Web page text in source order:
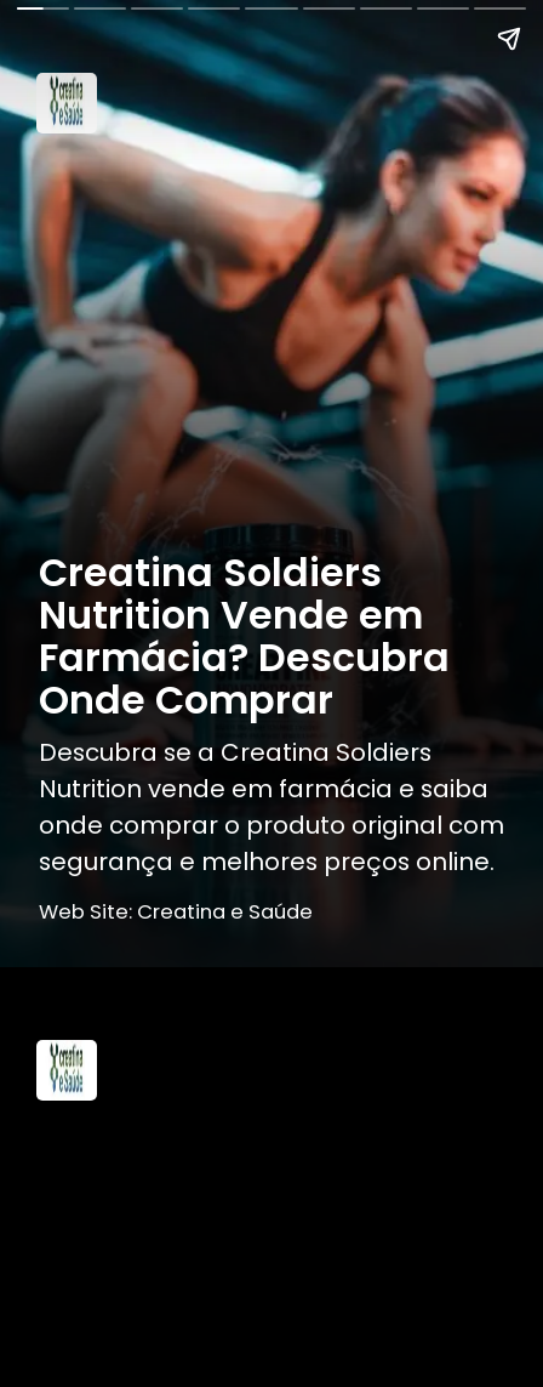
Creatina Soldiers
Nutrition Vende em
Farmácia? Descubra
Onde Comprar
Descubra se a Creatina Soldiers
Nutrition vende em farmácia e saiba
onde comprar o produto original com
segurança e melhores preços online.
Web Site: Creatina e Saúde